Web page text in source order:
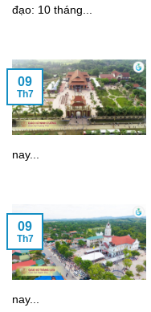
đạo: 10 tháng...
nay...
09
Th7
nay...
09
Th7